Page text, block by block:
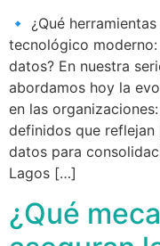
🔹 ¿Qué
tecnológico
datos? En nuestra
abordamos hoy la
en las
definidos que
datos para
Lagos […]
¿Qué